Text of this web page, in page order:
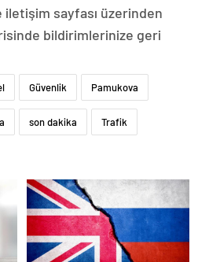
sayfası üzerinden
bildirimlerinize geri
Güvenlik Pamukova
son dakika Trafik